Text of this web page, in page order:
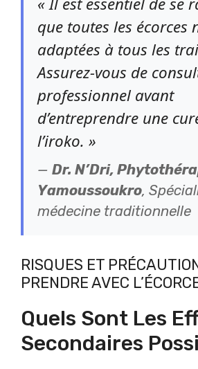
que toutes les écorces
adaptées à tous les
Assurez-vous de
professionnel avant
d’entreprendre une
l’iroko. »
— Dr. N’Dri,
Yamoussoukro,
médecine traditionnelle
RISQUES ET
PRENDRE AVEC
Quels Sont Les
Secondaires